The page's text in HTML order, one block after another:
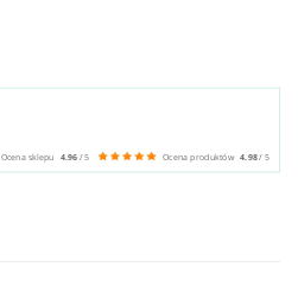
Ocena sklepu 4.96/ 5 Ocena produktów 4.98/ 5